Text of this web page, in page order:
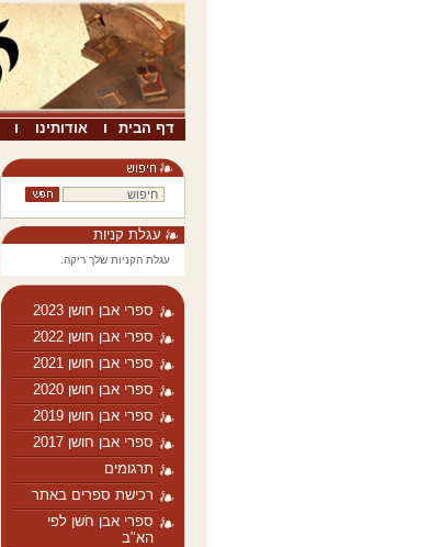
דף הבית אודותינו
עגלת קניות
עגלת הקניות שלך ריקה.
ספרי אבן חושן 2023
ספרי אבן חושן 2022
ספרי אבן חושן 2021
ספרי אבן חושן 2020
ספרי אבן חושן 2019
ספרי אבן חושן 2017
תרגומים
רכישת ספרים באתר
ספרי אבן חֹשן לפי
הא"ב